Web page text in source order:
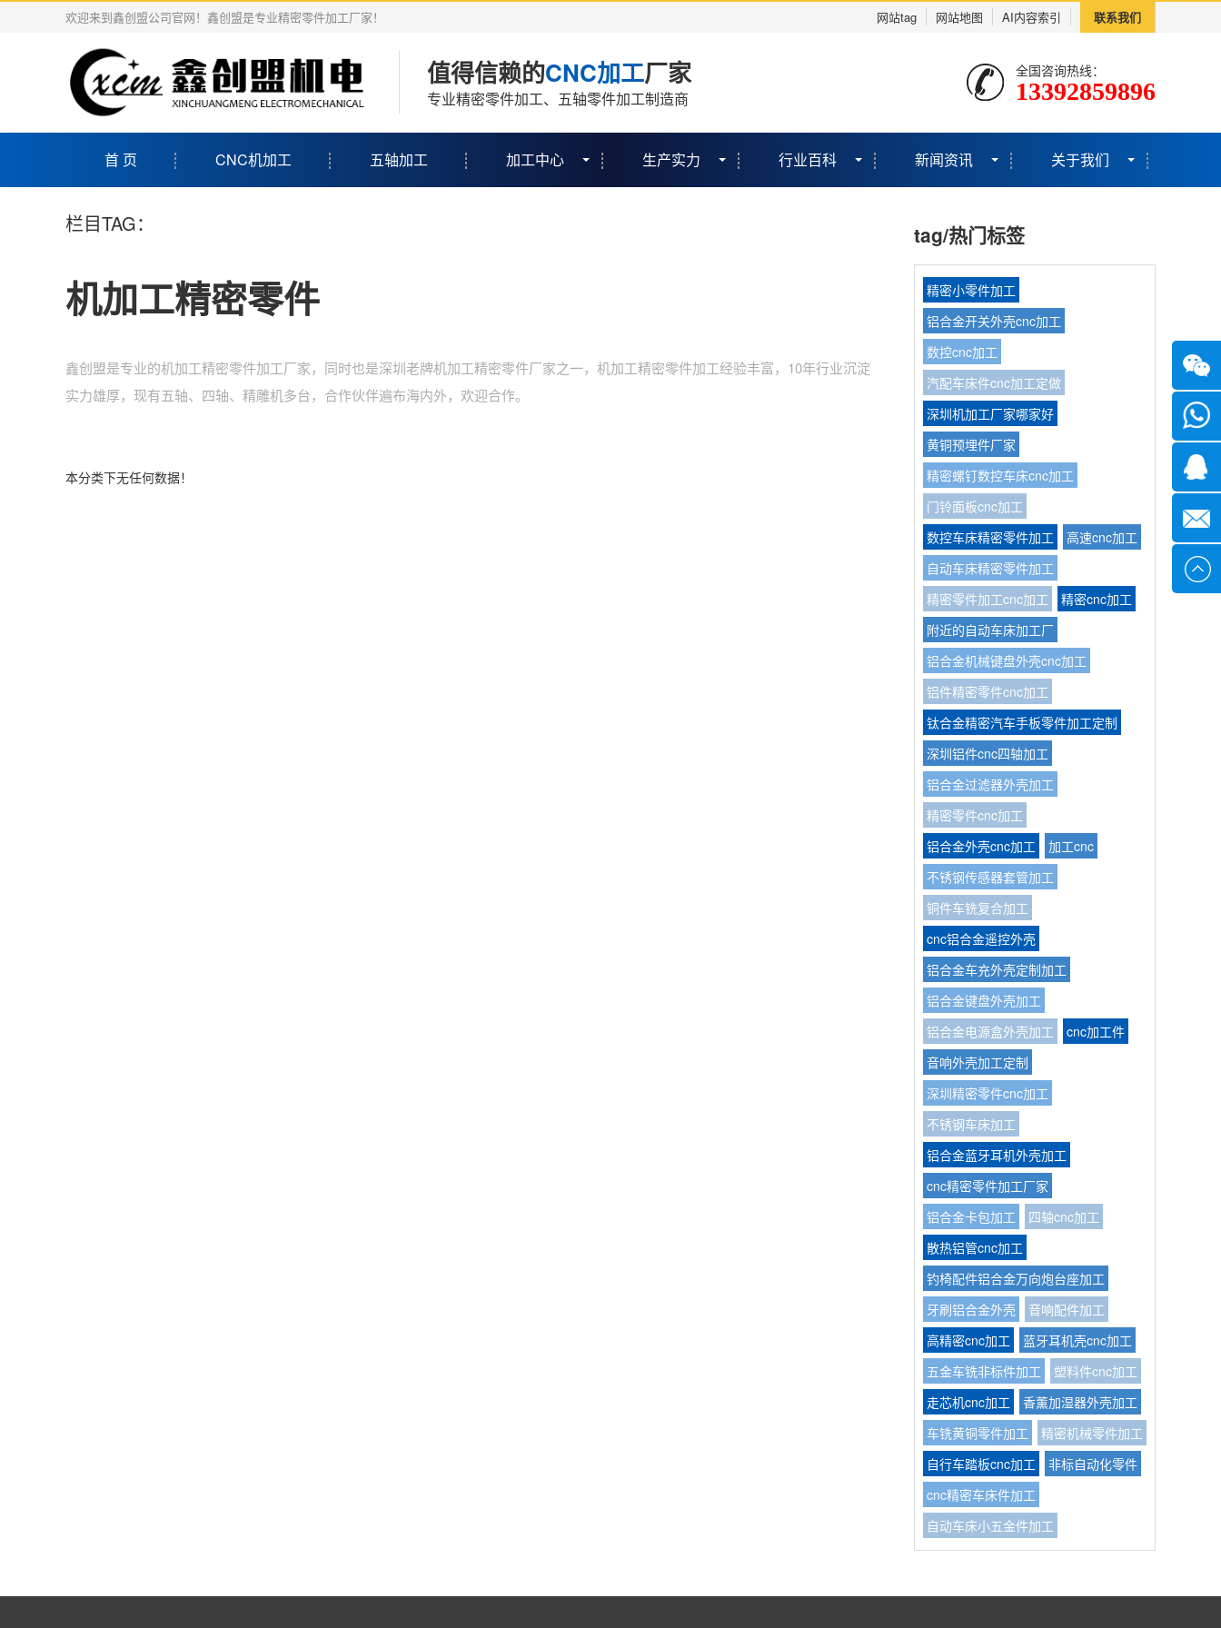
欢迎来到鑫创盟公司官网！鑫创盟是专业精密零件加工厂家！ 网站tag 网站地图 AI内容索引 联系我们
值得信赖的CNC加工厂家
专业精密零件加工、五轴零件加工制造商
全国咨询热线：
13392859896
首 页 CNC机加工 五轴加工 加工中心 生产实力 行业百科 新闻资讯 关于我们
栏目TAG：
机加工精密零件
鑫创盟是专业的机加工精密零件加工厂家，同时也是深圳老牌机加工精密零件厂家之一，机加工精密零件加工经验丰富，10年行业沉淀
实力雄厚，现有五轴、四轴、精雕机多台，合作伙伴遍布海内外，欢迎合作。
本分类下无任何数据！
tag/热门标签
精密小零件加工
铝合金开关外壳cnc加工
数控cnc加工
汽配车床件cnc加工定做
深圳机加工厂家哪家好
黄铜预埋件厂家
精密螺钉数控车床cnc加工
门铃面板cnc加工
数控车床精密零件加工
高速cnc加工
自动车床精密零件加工
精密零件加工cnc加工
精密cnc加工
附近的自动车床加工厂
铝合金机械键盘外壳cnc加工
铝件精密零件cnc加工
钛合金精密汽车手板零件加工定制
深圳铝件cnc四轴加工
铝合金过滤器外壳加工
精密零件cnc加工
铝合金外壳cnc加工
加工cnc
不锈钢传感器套管加工
铜件车铣复合加工
cnc铝合金遥控外壳
铝合金车充外壳定制加工
铝合金键盘外壳加工
铝合金电源盒外壳加工
cnc加工件
音响外壳加工定制
深圳精密零件cnc加工
不锈钢车床加工
铝合金蓝牙耳机外壳加工
cnc精密零件加工厂家
铝合金卡包加工
四轴cnc加工
散热铝管cnc加工
钓椅配件铝合金万向炮台座加工
牙刷铝合金外壳
音响配件加工
高精密cnc加工
蓝牙耳机壳cnc加工
五金车铣非标件加工
塑料件cnc加工
走芯机cnc加工
香薰加湿器外壳加工
车铣黄铜零件加工
精密机械零件加工
自行车踏板cnc加工
非标自动化零件
cnc精密车床件加工
自动车床小五金件加工
微信